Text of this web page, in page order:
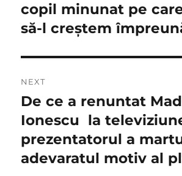
articole
post:
copil minunat pe
să-l creștem
NEXT
Next
post:
De ce a renuntat
Ionescu la
prezentatorul a
adevaratul motiv al